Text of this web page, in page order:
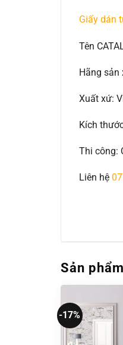
Giấy dán
Tên
Hãng sản
Xuất xứ:
Kích
Thi công:
Liên hệ
Sản
-17%